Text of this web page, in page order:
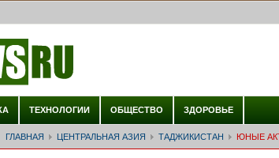
ТЕХНОЛОГИИ ОБЩЕСТВО ЗДОРОВЬЕ
ГЛАВНАЯ ЦЕНТРАЛЬНАЯ АЗИЯ ТАДЖИКИСТАН ЮНЫЕ